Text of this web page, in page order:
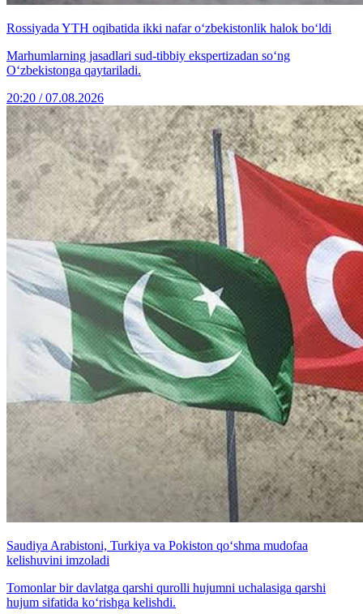
Rossiyada YTH oqibatida ikki nafar o‘zbekistonlik halok bo‘ldi
Marhumlarning jasadlari sud-tibbiy ekspertizadan so‘ng
O‘zbekistonga qaytariladi.
20:20 / 07.08.2026
Saudiya Arabistoni, Turkiya va Pokiston qo‘shma mudofaa
kelishuvini imzoladi
Tomonlar bir davlatga qarshi qurolli hujumni uchalasiga qarshi
hujum sifatida ko‘rishga kelishdi.